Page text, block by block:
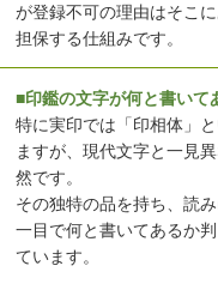
が登録不可の理由はそこ
担保する仕組みです。
■印鑑の文字が何と書いて
特に実印では「印相体」
ますが、現代文字と一見
然です。
その独特の品を持ち、読
一目で何と書いてあるか
ています。